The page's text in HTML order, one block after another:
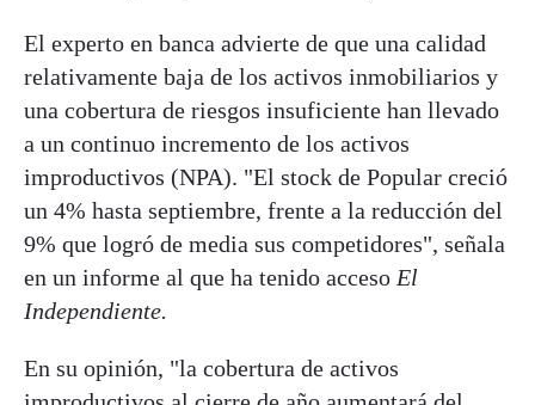
El experto en banca advierte de que una calidad
relativamente baja de los activos inmobiliarios y
una cobertura de riesgos insuficiente han llevado
a un continuo incremento de los activos
improductivos (NPA). "El stock de Popular creció
un 4% hasta septiembre, frente a la reducción del
9% que logró de media sus competidores", señala
en un informe al que ha tenido acceso El
Independiente.
En su opinión, "la cobertura de activos